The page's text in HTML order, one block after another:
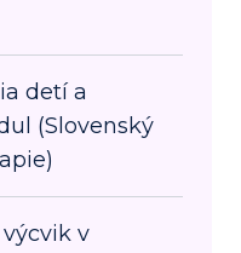
detí a
(Slovenský
v